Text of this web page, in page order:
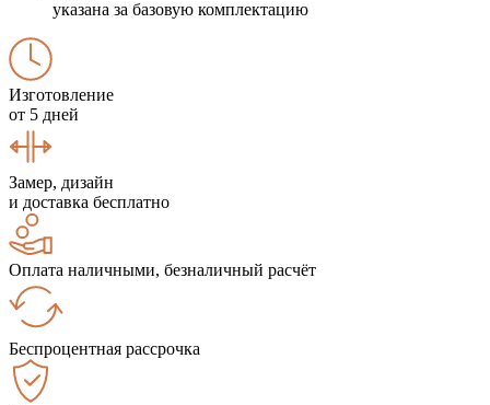
указана за базовую комплектацию
Изготовление
от 5 дней
Замер, дизайн
и доставка бесплатно
Оплата наличными, безналичный расчёт
Беспроцентная рассрочка